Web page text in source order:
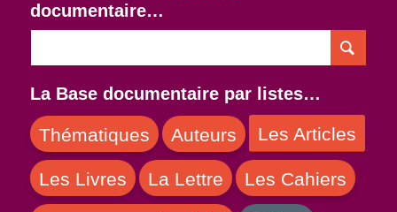
documentaire…
La Base documentaire par listes…
Thématiques Auteurs Les Articles
Les Livres La Lettre Les Cahiers